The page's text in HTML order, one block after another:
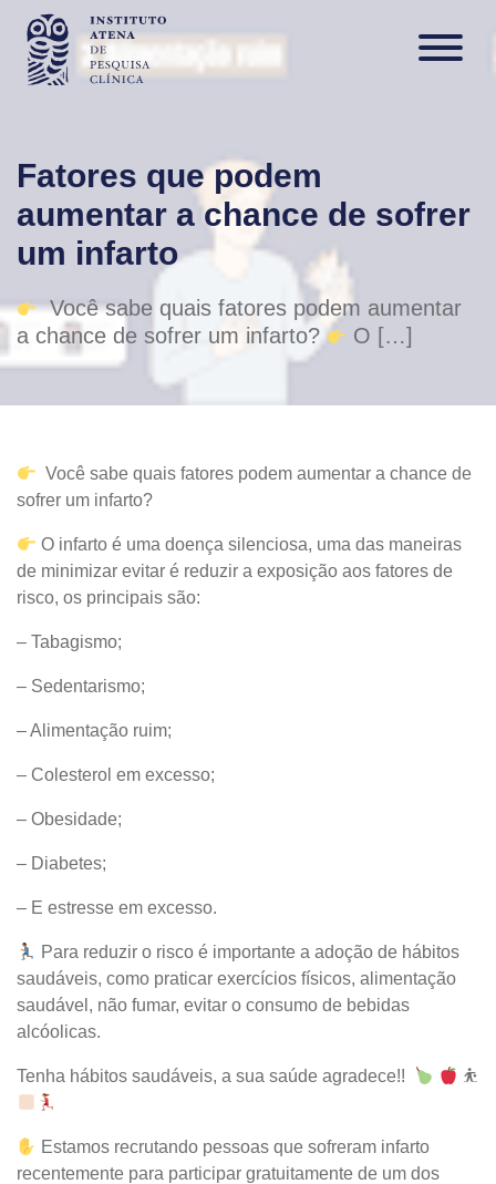
Fatores que podem
aumentar a chance de sofrer
um infarto
Você sabe quais fatores podem aumentar
a chance de sofrer um infarto?
O […]
Você sabe quais fatores podem aumentar a chance de
sofrer um infarto?
O infarto é uma doença silenciosa, uma das maneiras
de minimizar evitar é reduzir a exposição aos fatores de
risco, os principais são:
– Tabagismo;
– Sedentarismo;
– Alimentação ruim;
– Colesterol em excesso;
– Obesidade;
– Diabetes;
– E estresse em excesso.
Para reduzir o risco é importante a adoção de hábitos
saudáveis, como praticar exercícios físicos, alimentação
saudável, não fumar, evitar o consumo de bebidas
alcóolicas.
Tenha hábitos saudáveis, a sua saúde agradece!! ⛹
Estamos recrutando pessoas que sofreram infarto
recentemente para participar gratuitamente de um dos